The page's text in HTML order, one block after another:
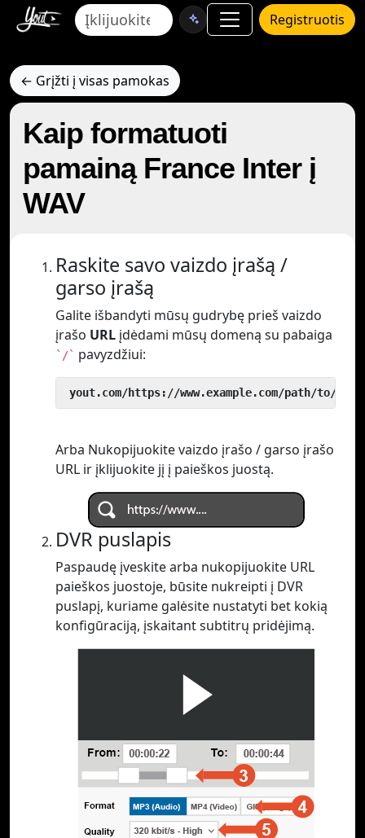
Registruotis
← Grįžti į visas pamokas
Kaip formatuoti
pamainą France Inter į
WAV
Raskite savo vaizdo įrašą /
garso įrašą
Galite išbandyti mūsų gudrybę prieš vaizdo
įrašo URL įdėdami mūsų domeną su pabaiga
`/` pavyzdžiui:
yout.com/https://www.example.com/path/to/
Arba Nukopijuokite vaizdo įrašo / garso įrašo
URL ir įklijuokite jį į paieškos juostą.
DVR puslapis
Paspaudę įveskite arba nukopijuokite URL
paieškos juostoje, būsite nukreipti į DVR
puslapį, kuriame galėsite nustatyti bet kokią
konfigūraciją, įskaitant subtitrų pridėjimą.